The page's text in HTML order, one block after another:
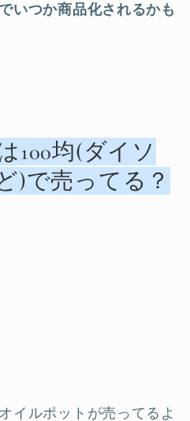
いつか商品化されるかも
100均(ダイソ
)で売ってる？
イルポットが売ってるよ